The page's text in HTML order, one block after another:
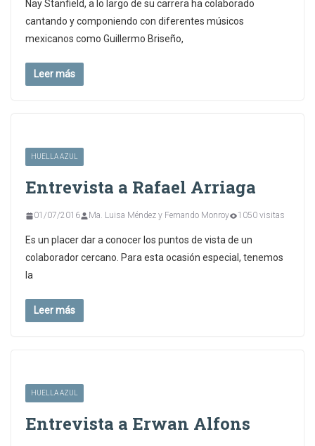
Nay Stanfield, a lo largo de su carrera ha colaborado
cantando y componiendo con diferentes músicos
mexicanos como Guillermo Briseño,
Leer más
HUELLA AZUL
Entrevista a Rafael Arriaga
01/07/2016 Ma. Luisa Méndez y Fernando Monroy 1050 visitas
Es un placer dar a conocer los puntos de vista de un
colaborador cercano. Para esta ocasión especial, tenemos
la
Leer más
HUELLA AZUL
Entrevista a Erwan Alfons